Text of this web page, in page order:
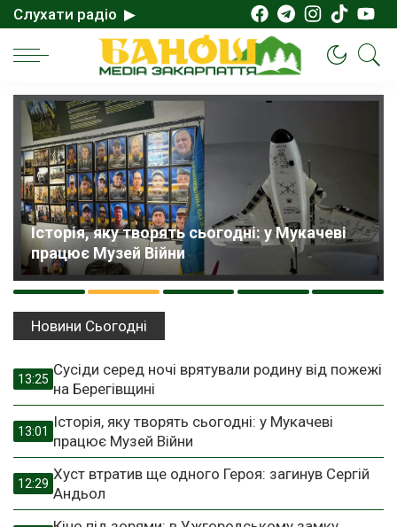
Слухати радіо ▶
Новини Сьогодні
Сусіди серед ночі врятували родину від пожежі
на Берегівщині
13:25
Історія, яку творять сьогодні: у Мукачеві
працює Музей Війни
13:01
Хуст втратив ще одного Героя: загинув Сергій
Андьол
12:29
Історія, яку творять сьогодні: у Мукачеві
працює Музей Війни